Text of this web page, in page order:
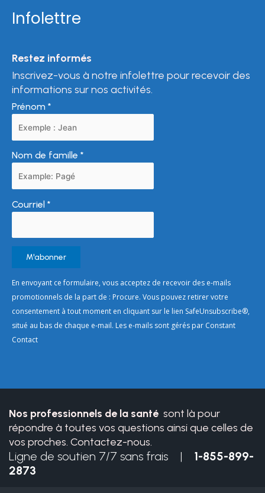
Infolettre
Restez informés
Inscrivez-vous à notre infolettre pour recevoir des
informations sur nos activités.
Prénom *
Nom de famille *
Courriel *
Constant
Contact
Use.
Please
leave
En envoyant ce formulaire, vous acceptez de recevoir des e-mails
promotionnels de la part de : Procure. Vous pouvez retirer votre
consentement à tout moment en cliquant sur le lien SafeUnsubscribe®,
situé au bas de chaque e-mail. Les e-mails sont gérés par Constant
Contact
Nos professionnels de la santé sont là pour
répondre à toutes vos questions ainsi que celles de
vos proches. Contactez-nous.
Ligne de soutien 7/7 sans frais | 1-855-899-
2873